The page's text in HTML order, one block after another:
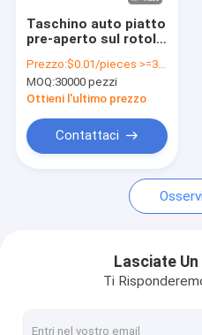
Contattaci
Notizie
Chiedi un preventivo
Sacchetti poliesteri pre-
maniche della carta
Taschino auto piatto
pre-aperto sul rotolo
per prodotti
elettronici
Prezzo:$0.01/pieces >=30000 pieces
MOQ:30000 pezzi
Ottieni l'ultimo prezzo
Contattaci
Lasciate
Ti